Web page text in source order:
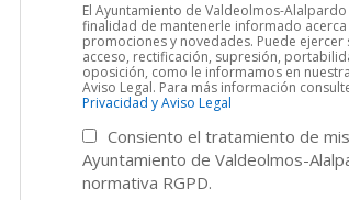
El Ayuntamiento de Valdeolmos-
finalidad de mantenerle informado
promociones y novedades. Puede ejercer
acceso, rectificación, supresión,
oposición, como le informamos en
Aviso Legal. Para más información
Privacidad y Aviso Legal
Consiento el tratamiento de
Ayuntamiento de Valdeolmos-
normativa RGPD.